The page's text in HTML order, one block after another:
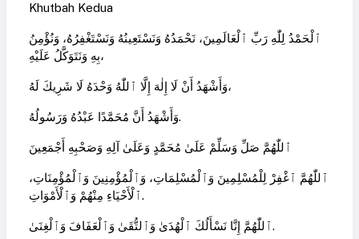
Khutbah Kedua
ٱلْحَمْدُ لِلّٰهِ رَبِّ ٱلْعَالَمِينَ، نَحْمَدُهُ وَنَسْتَعِينُهُ وَنَسْتَغْفِرُهُ، وَنُؤْمِنُ
بِهِ وَنَتَوَكَّلُ عَلَيْهِ،
وَأَشْهَدُ أَنْ لَا إِلٰهَ إِلَّا ٱللّٰهُ وَحْدَهُ لَا شَرِيكَ لَهُ،
وَأَشْهَدُ أَنَّ مُحَمَّدًا عَبْدُهُ وَرَسُولُهُ.
ٱللّٰهُمَّ صَلِّ وَسَلِّمْ عَلَىٰ مُحَمَّدٍ وَعَلَىٰ آلِهِ وَصَحْبِهِ أَجْمَعِينَ
ٱللّٰهُمَّ ٱغْفِرْ لِلْمُسْلِمِينَ وَٱلْمُسْلِمَاتِ، وَٱلْمُؤْمِنِينَ وَٱلْمُؤْمِنَاتِ،
ٱلْأَحْيَاءِ مِنْهُمْ وَٱلْأَمْوَاتِ.
ٱللّٰهُمَّ إِنَّا نَسْأَلُكَ ٱلْهُدَىٰ وَٱلتُّقَىٰ وَٱلْعَفَافَ وَٱلْغِنَىٰ.